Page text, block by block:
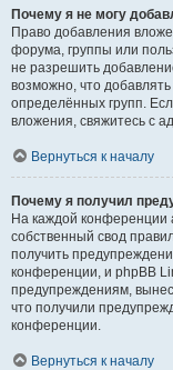
Почему я не могу
Право добавления
форума, группы или
не разрешить
возможно, что
определённых групп.
вложения, свяжитесь с
Вернуться к началу
Почему я получил
На каждой конференции
собственный свод
получить
конференции, и phpBB
предупреждениям,
что получили
конференции.
Вернуться к началу